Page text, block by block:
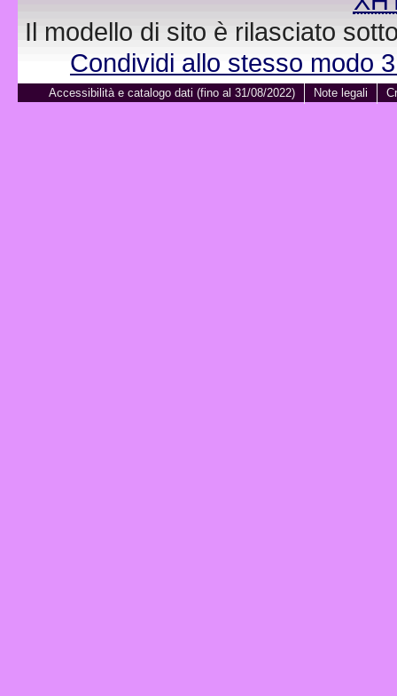
Il modello di sito è rilasciato
Condividi allo stesso modo
Accessibilità e catalogo dati (fino al 31/08/2022) Note legali